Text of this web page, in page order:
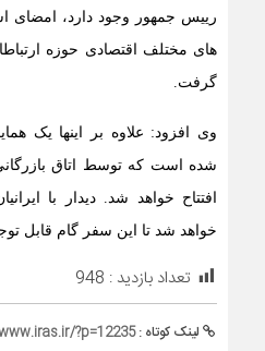
رییس جمهور وجود دارد، امضای
های مختلف اقتصادی حوزه
گرفت.
وی افزود: علاوه بر اینها یک
شده است که توسط اتاق
افتتاح خواهد شد. دیدار با
خواهد شد تا این سفر گام قابل
تعداد بازدید : 948
لینک کوتاه :?p=12235